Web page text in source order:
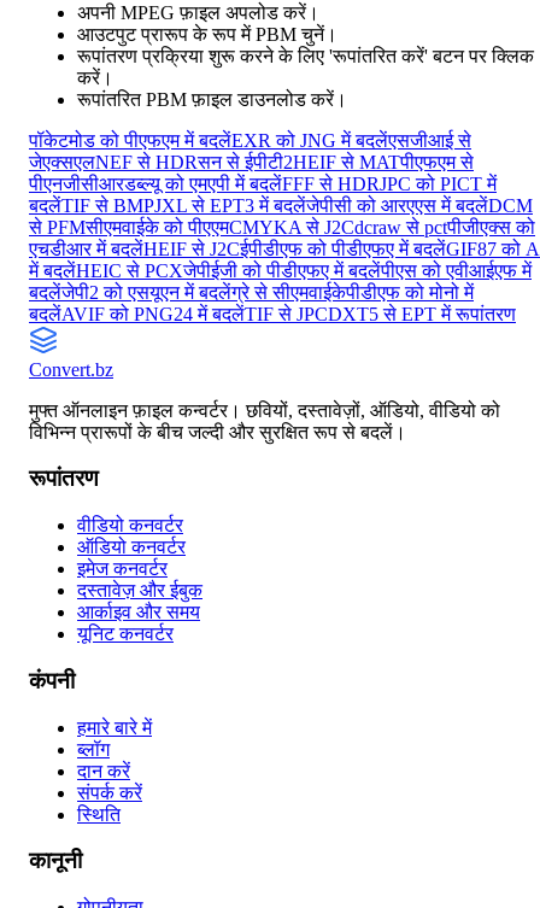
अपनी MPEG फ़ाइल अपलोड करें।
आउटपुट प्रारूप के रूप में PBM चुनें।
रूपांतरण प्रक्रिया शुरू करने के लिए 'रूपांतरित करें' बटन पर क्लिक
करें।
रूपांतरित PBM फ़ाइल डाउनलोड करें।
पॉकेटमोड को पीएफएम में बदलेंEXR को JNG में बदलेंएसजीआई से
जेएक्सएलNEF से HDRसन से ईपीटी2HEIF से MATपीएफएम से
पीएनजीसीआरडब्ल्यू को एमएपी में बदलेंFFF से HDRJPC को PICT में
बदलेंTIF से BMPJXL से EPT3 में बदलेंजेपीसी को आरएएस में बदलेंDCM
से PFMसीएमवाईके को पीएएमCMYKA से J2Cdcraw से pctपीजीएक्स को
एचडीआर में बदलेंHEIF से J2Cईपीडीएफ को पीडीएफए में बदलेंGIF87 को
में बदलेंHEIC से PCXजेपीईजी को पीडीएफए में बदलेंपीएस को एवीआईएफ में
बदलेंजेपी2 को एसयूएन में बदलेंग्रे से सीएमवाईकेपीडीएफ को मोनो में
बदलेंAVIF को PNG24 में बदलेंTIF से JPCDXT5 से EPT में रूपांतरण
Convert.bz
मुफ्त ऑनलाइन फ़ाइल कन्वर्टर। छवियों, दस्तावेज़ों, ऑडियो, वीडियो को
विभिन्न प्रारूपों के बीच जल्दी और सुरक्षित रूप से बदलें।
रूपांतरण
वीडियो कनवर्टर
ऑडियो कनवर्टर
इमेज कनवर्टर
दस्तावेज़ और ईबुक
आर्काइव और समय
यूनिट कनवर्टर
कंपनी
हमारे बारे में
ब्लॉग
दान करें
संपर्क करें
स्थिति
कानूनी